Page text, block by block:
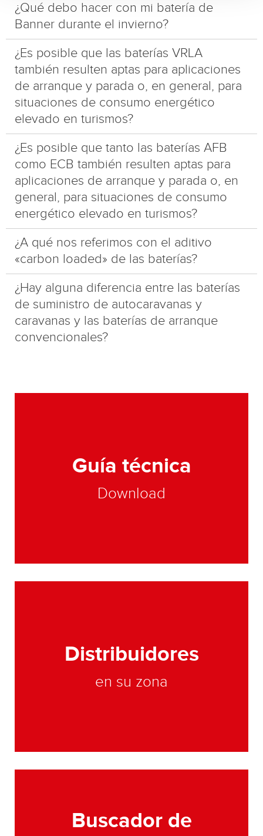
¿Qué debo hacer con mi batería de
Banner durante el invierno?
¿Es posible que las baterías VRLA
también resulten aptas para aplicaciones
de arranque y parada o, en general, para
situaciones de consumo energético
elevado en turismos?
¿Es posible que tanto las baterías AFB
como ECB también resulten aptas para
aplicaciones de arranque y parada o, en
general, para situaciones de consumo
energético elevado en turismos?
¿A qué nos referimos con el aditivo
«carbon loaded» de las baterías?
¿Hay alguna diferencia entre las baterías
de suministro de autocaravanas y
caravanas y las baterías de arranque
convencionales?
Guía técnica
Download
Distribuidores
en su zona
Buscador de